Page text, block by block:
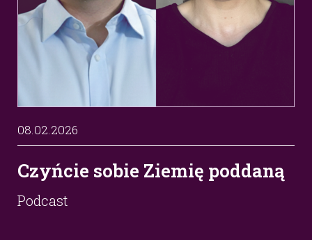
08.02.2026
Czyńcie sobie Ziemię poddaną
Podcast